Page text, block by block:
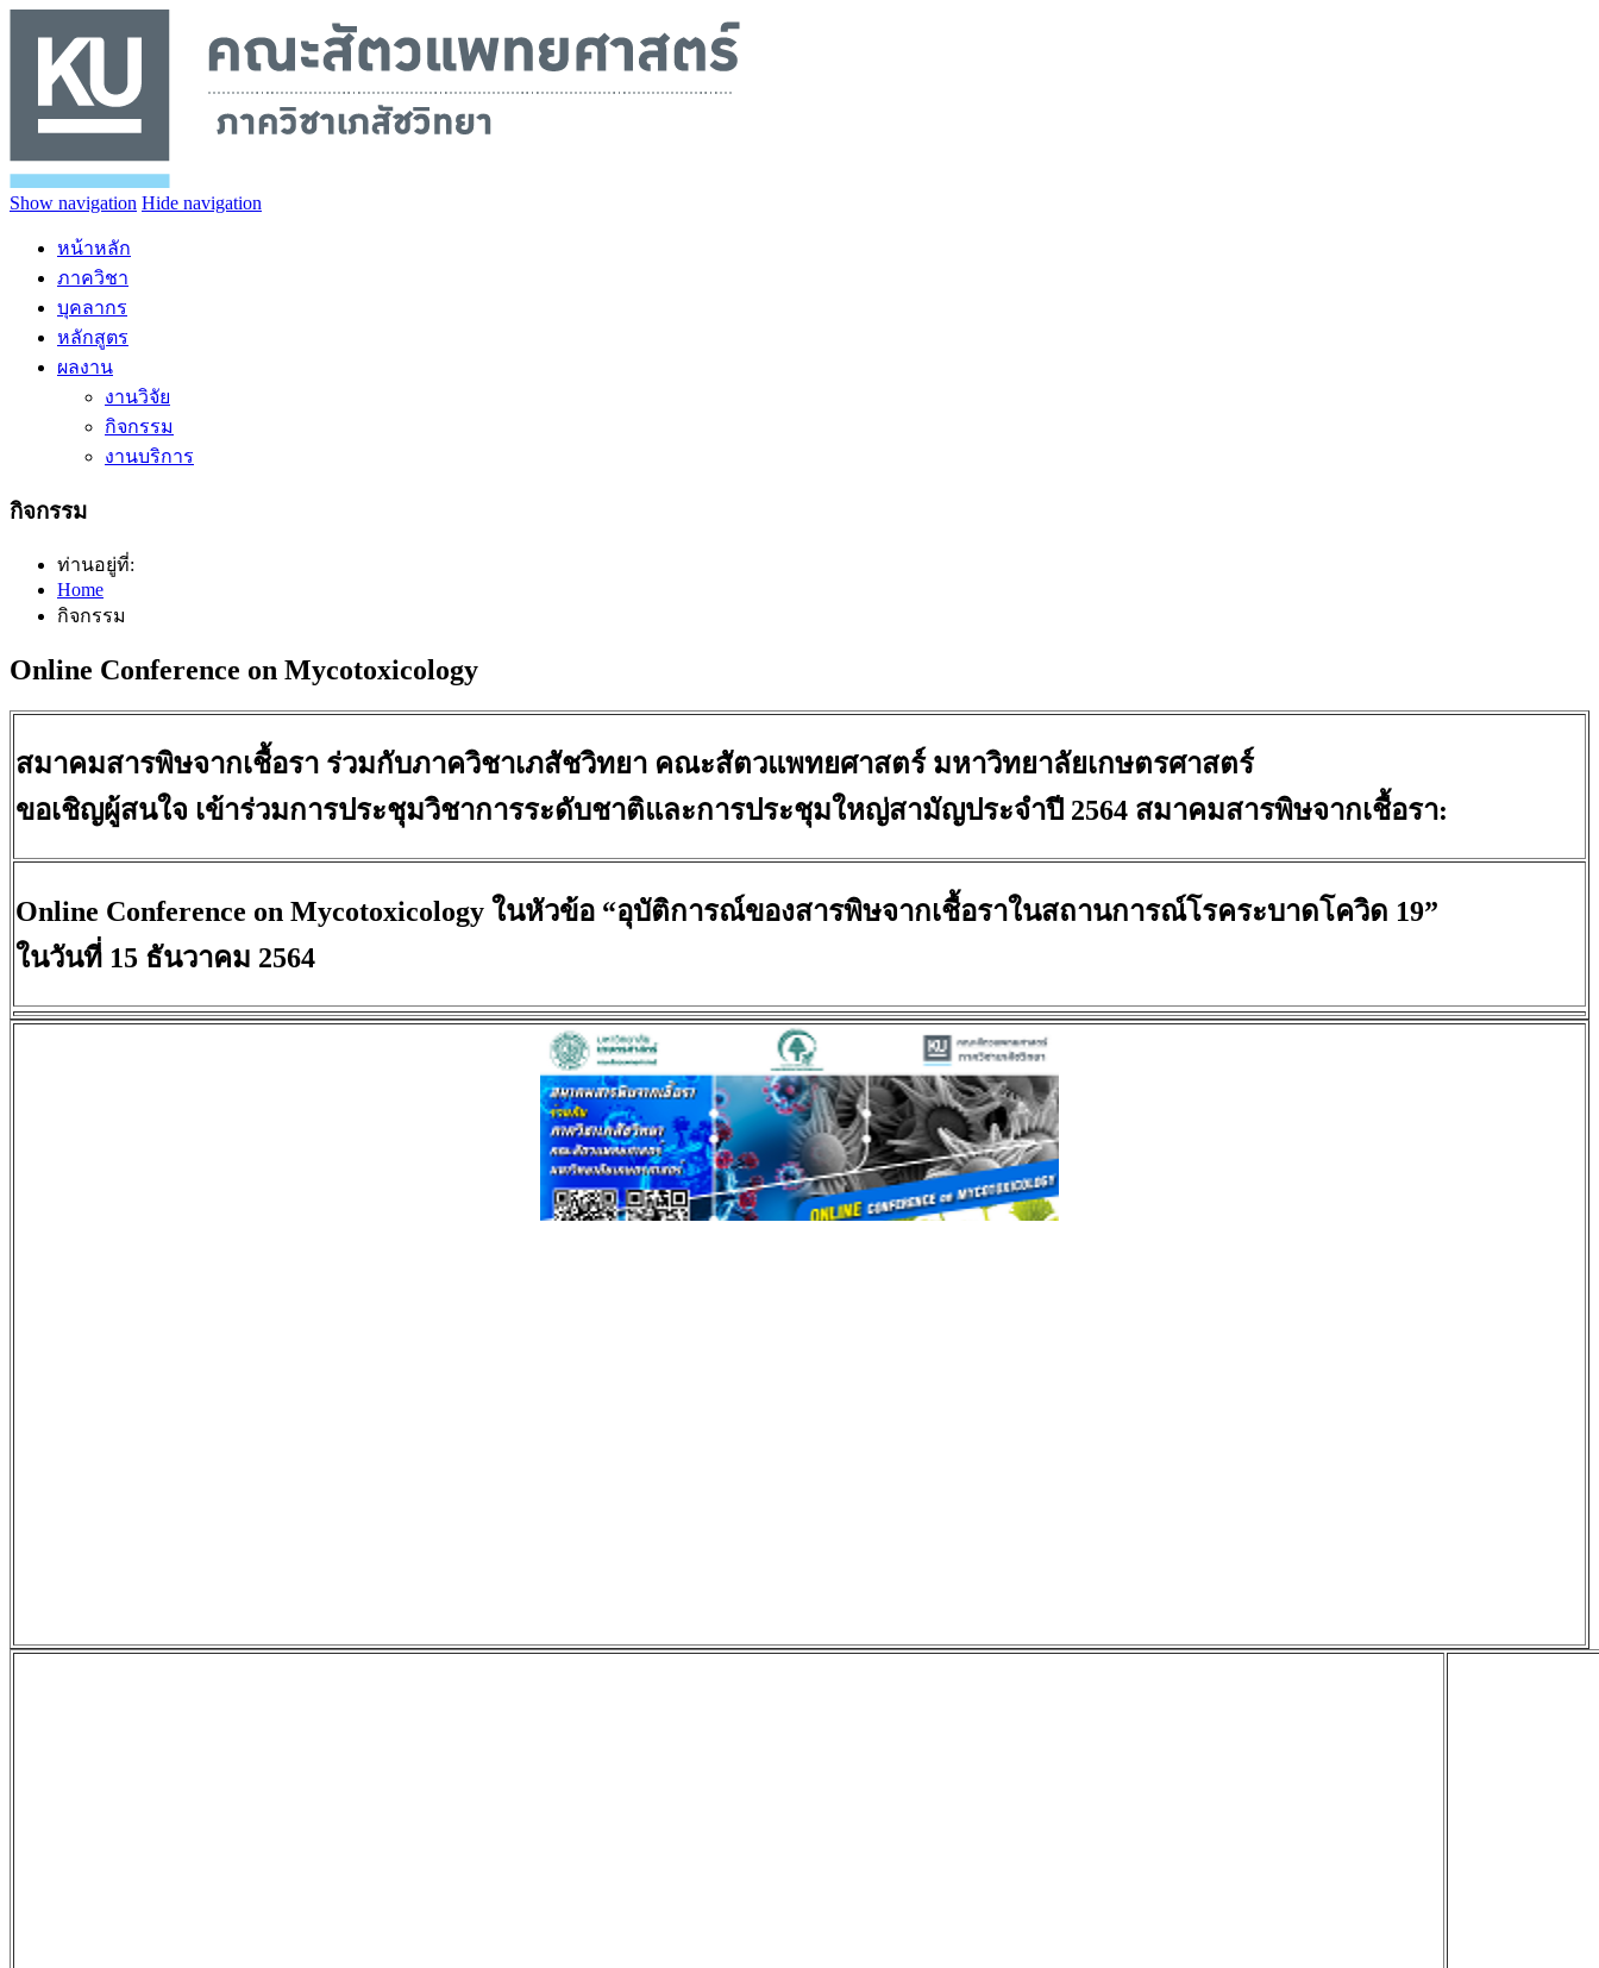
Show navigation Hide navigation
หน้าหลัก
ภาควิชา
บุคลากร
หลักสูตร
ผลงาน
งานวิจัย
กิจกรรม
งานบริการ
กิจกรรม
ท่านอยู่ที่:
Home
กิจกรรม
Online Conference on Mycotoxicology
สมาคมสารพิษจากเชื้อรา ร่วมกับภาควิชาเภสัชวิทยา คณะสัตวแพทยศาสตร์ มหาวิทยาลัยเกษตรศาสตร์
ขอเชิญผู้สนใจ เข้าร่วมการประชุมวิชาการระดับชาติและการประชุมใหญ่สามัญประจำปี 2564 สมาคมสารพิษจากเชื้อรา:
Online Conference on Mycotoxicology ในหัวข้อ “อุบัติการณ์ของสารพิษจากเชื้อราในสถานการณ์โรคระบาดโควิด 19”
ในวันที่ 15 ธันวาคม 2564